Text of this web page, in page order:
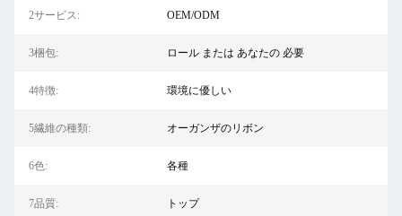
2サービス: OEM/ODM
3梱包: ロール または あなたの 必要
4特徴: 環境に優しい
5繊維の種類: オーガンザのリボン
6色: 各種
7品質: トップ